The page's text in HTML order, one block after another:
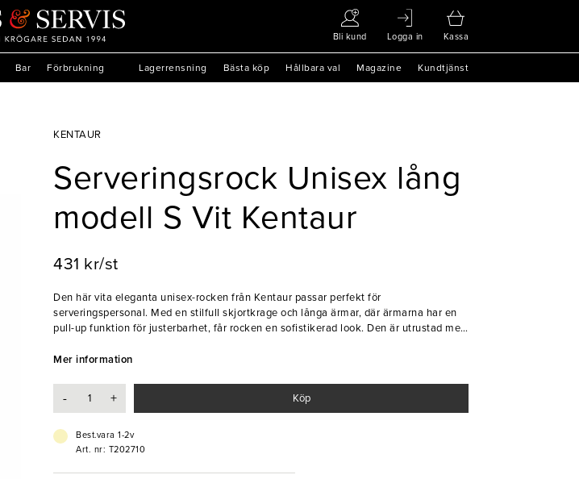
Bli kund Logga in Kassa
Bar Förbrukning Lagerrensning Bästa köp Hållbara val Magazine Kundtjänst
KENTAUR
Serveringsrock Unisex lång
modell S Vit Kentaur
431 kr/st
Den här vita eleganta unisex-rocken från Kentaur passar perfekt för
serveringspersonal. Med en stilfull skjortkrage och långa ärmar, där ärmarna har en
pull-up funktion för justerbarhet, får rocken en sofistikerad look. Den är utrustad med
vinöppnare under arbetspasset.
- Flertalet fickor
- OEKO-TEX® Standard 100
Mer information
- + Köp
Best.vara 1-2v
Art. nr: T202710